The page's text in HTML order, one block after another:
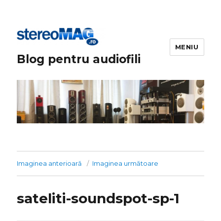
Blog pentru audiofili
MENIU
Imaginea anterioară Imaginea următoare
sateliti-soundspot-sp-1